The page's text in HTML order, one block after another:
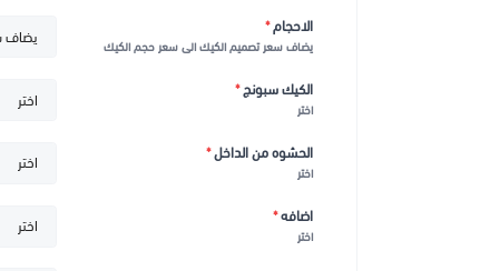
مع كيك سبايدر مان، لا تقتصر التجربة على الشكل فقط،
النكهات الغنية بالشوكولاتة، الفانيليا، أو حتى
في حلويات أفندينا، يمكنك العثور على
أحدث أشكال كيكات
الخاصة بأناقة.
الاحجام*
يضاف سعر تصميم الكيك الى سعر حجم الكيك
الكيك سبونج*
اختر
الحشوه من الداخل*
اختر
اضافه*
اختر